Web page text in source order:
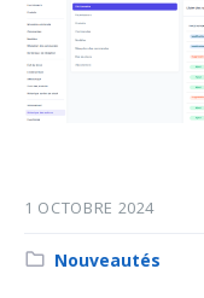
1 OCTOBRE 2024
Category:
Nouveautés